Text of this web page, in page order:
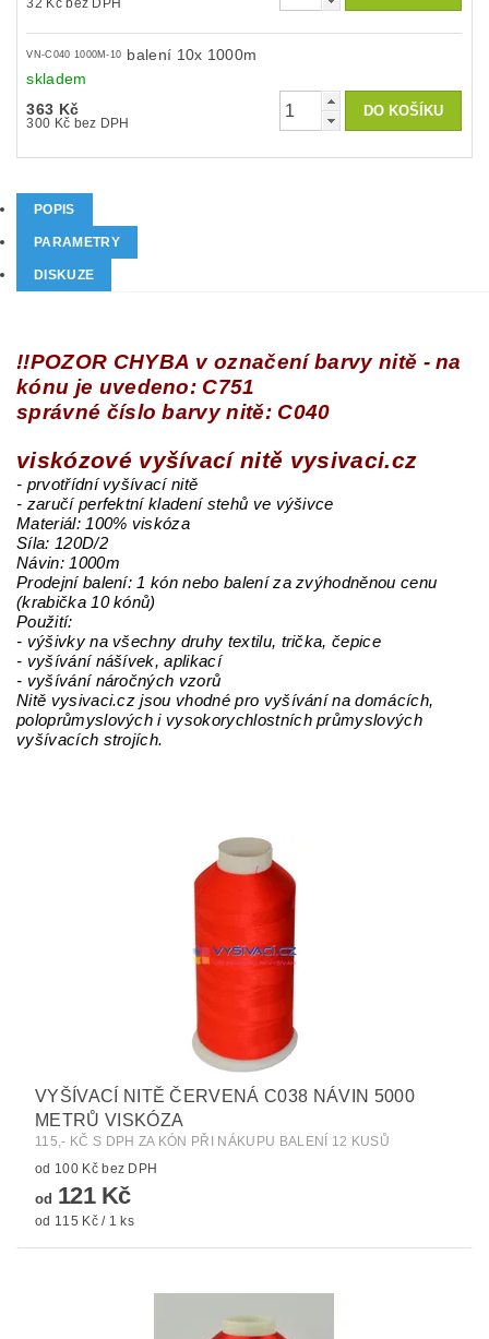
32 Kč bez DPH
VN-C040 1000M-10 balení 10x 1000m
skladem
363 Kč
300 Kč bez DPH
POPIS
PARAMETRY
DISKUZE
!!POZOR CHYBA v označení barvy nitě - na
kónu je uvedeno: C751
správné číslo barvy nitě: C040
viskózové vyšívací nitě vysivaci.cz
- prvotřídní vyšívací nitě
- zaručí perfektní kladení stehů ve výšivce
Materiál: 100% viskóza
Síla: 120D/2
Návin: 1000m
Prodejní balení: 1 kón nebo balení za zvýhodněnou cenu
(krabička 10 kónů)
Použití:
- výšivky na všechny druhy textilu, trička, čepice
- vyšívání nášívek, aplikací
- vyšívání náročných vzorů
Nitě vysivaci.cz jsou vhodné pro vyšívání na domácích,
poloprůmyslových i vysokorychlostních průmyslových
vyšívacích strojích.
VYŠÍVACÍ NITĚ ČERVENÁ C038 NÁVIN 5000
METRŮ VISKÓZA
115,- KČ S DPH ZA KÓN PŘI NÁKUPU BALENÍ 12 KUSŮ
od 100 Kč bez DPH
od 121 Kč
od 115 Kč / 1 ks